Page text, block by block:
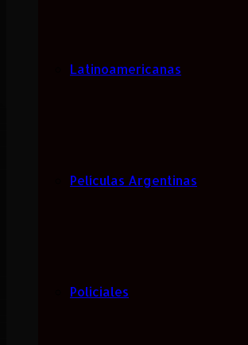
Latinoamericanas
Películas Argentinas
Policiales